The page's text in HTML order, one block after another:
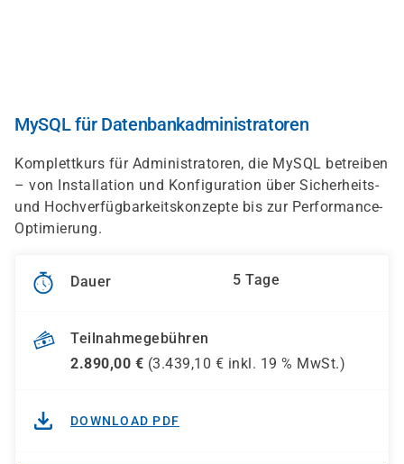
MySQL für Datenbankadministratoren
Komplettkurs für Administratoren, die MySQL betreiben
– von Installation und Konfiguration über Sicherheits-
und Hochverfügbarkeitskonzepte bis zur Performance-
Optimierung.
Dauer 5 Tage
Teilnahmegebühren
2.890,00 € (3.439,10 € inkl. 19 % MwSt.)
DOWNLOAD PDF